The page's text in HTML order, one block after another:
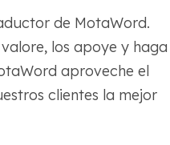
de MotaWord.
los apoye y haga
aproveche el
clientes la mejor